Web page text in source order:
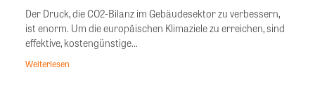
Der Druck, die CO2-Bilanz im Gebäudesektor zu verbessern,
ist enorm. Um die europäischen Klimaziele zu erreichen, sind
effektive, kostengünstige...
Weiterlesen